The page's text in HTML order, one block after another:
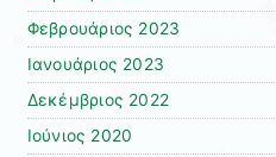
Φεβρουάριος 2023
Ιανουάριος 2023
Δεκέμβριος 2022
Ιούνιος 2020